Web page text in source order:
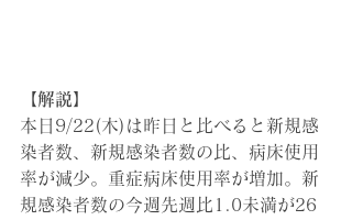
【解説】
本日9/22(木)は昨日と比べると新規感
染者数、新規感染者数の比、病床使用
率が減少。重症病床使用率が増加。新
規感染者数の今週先週比1.0未満が26